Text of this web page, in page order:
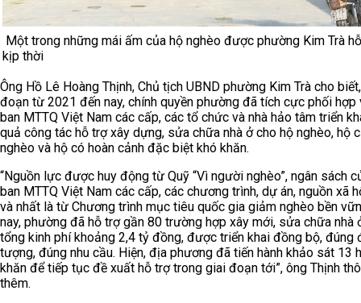
Một trong những mái ấm của hộ nghèo được phường Kim Trà
kịp thời
Ông Hồ Lê Hoàng Thịnh, Chủ tịch UBND phường Kim Trà cho
đoạn từ 2021 đến nay, chính quyền phường đã tích cực phối hợp
ban MTTQ Việt Nam các cấp, các tổ chức và nhà hảo tâm triển
quả công tác hỗ trợ xây dựng, sửa chữa nhà ở cho hộ nghèo, hộ
nghèo và hộ có hoàn cảnh đặc biệt khó khăn.
“Nguồn lực được huy động từ Quỹ “Vì người nghèo”, ngân sách
ban MTTQ Việt Nam các cấp, các chương trình, dự án, nguồn xã
và nhất là từ Chương trình mục tiêu quốc gia giảm nghèo bền
nay, phường đã hỗ trợ gần 80 trường hợp xây mới, sửa chữa nhà
tổng kinh phí khoảng 2,4 tỷ đồng, được triển khai đồng bộ, đúng
tượng, đúng nhu cầu. Hiện, địa phương đã tiến hành khảo sát 13
khăn để tiếp tục đề xuất hỗ trợ trong giai đoạn tới”, ông Thịnh
thêm.